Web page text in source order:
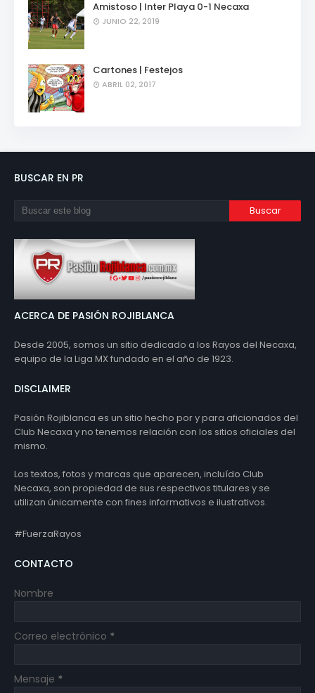
Amistoso | Inter Playa 0-1 Necaxa
JUNIO 22, 2019
Cartones | Festejos
ABRIL 02, 2017
BUSCAR EN PR
ACERCA DE PASIÓN ROJIBLANCA
Desde 2005, somos un sitio dedicado a los Rayos del Necaxa,
equipo de la Liga MX fundado en el año de 1923.
DISCLAIMER
Pasión Rojiblanca es un sitio hecho por y para aficionados del
Club Necaxa y no tenemos relación con los sitios oficiales del
mismo.
Los textos, fotos y marcas que aparecen, incluído Club
Necaxa, son propiedad de sus respectivos titulares y se
utilizan únicamente con fines informativos e ilustrativos.
#FuerzaRayos
CONTACTO
Nombre
Correo electrónico *
Mensaje *